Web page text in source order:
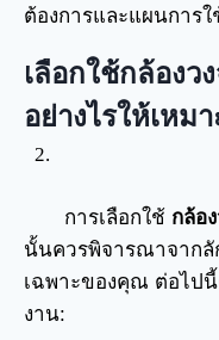
ต้องการและแผนการ
เลือกใช้กล้องว
อย่างไรให้เห
การเลือกใช้ กล้อ
นั้นควรพิจารณาจากลั
เฉพาะของคุณ ต่อไป
งาน: